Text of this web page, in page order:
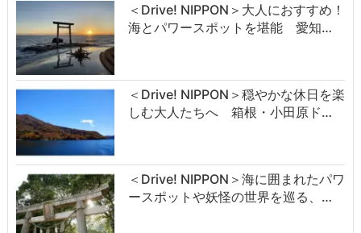
＜Drive! NIPPON＞大人におすすめ！
海とパワースポットを堪能 愛知…
＜Drive! NIPPON＞穏やかな休日を楽
しむ大人たちへ 箱根・小田原ド…
＜Drive! NIPPON＞海に囲まれたパワ
ースポットや妖怪の世界を巡る、…